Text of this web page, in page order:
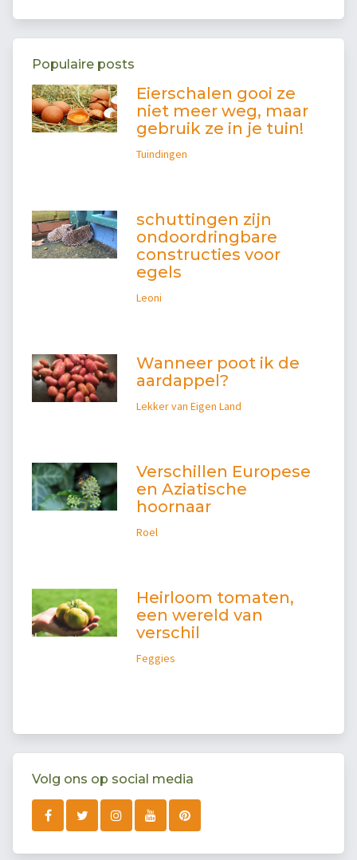
Populaire posts
Eierschalen gooi ze
niet meer weg, maar
gebruik ze in je tuin!
Tuindingen
schuttingen zijn
ondoordringbare
constructies voor
egels
Leoni
Wanneer poot ik de
aardappel?
Lekker van Eigen Land
Verschillen Europese
en Aziatische
hoornaar
Roel
Heirloom tomaten,
een wereld van
verschil
Feggies
Volg ons op social media